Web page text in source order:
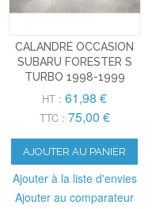
CALANDRE OCCASION
SUBARU FORESTER S
TURBO 1998-1999
HT : 61,98 €
TTC : 75,00 €
AJOUTER AU PANIER
Ajouter à la liste d'envies
Ajouter au comparateur